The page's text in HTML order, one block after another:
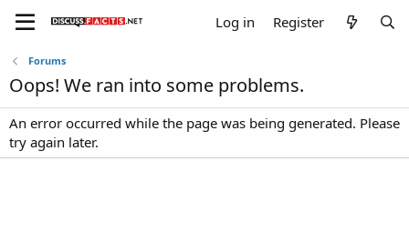
Log in Register
Forums
Oops! We ran into some problems.
An error occurred while the page was being generated. Please
try again later.